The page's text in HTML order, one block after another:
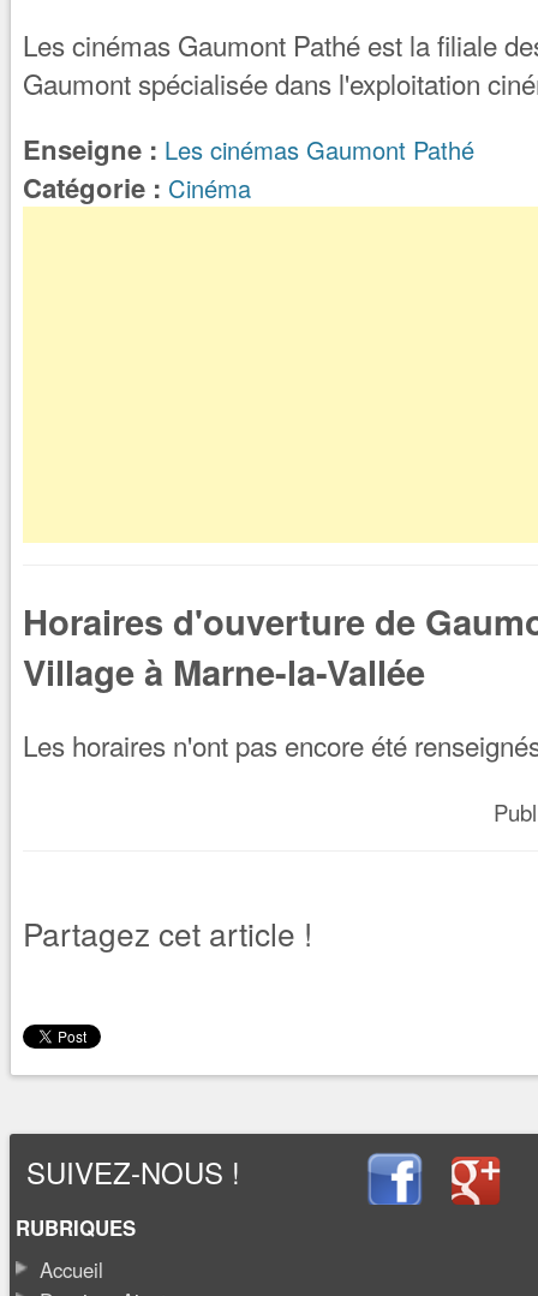
Les cinémas Gaumont Pathé est la filiale
Gaumont spécialisée dans l'exploitation
Enseigne : Les cinémas Gaumont Pathé
Catégorie : Cinéma
Horaires d'ouverture de
Village à Marne-la-Vallée
Les horaires n'ont pas encore été
Partagez cet article !
SUIVEZ-NOUS !
RUBRIQUES
Accueil